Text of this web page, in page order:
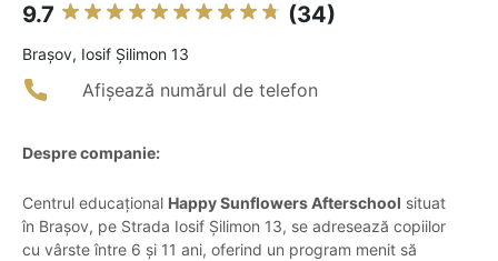
9.7 (34)
Braşov, Iosif Șilimon 13
Afișează numărul de telefon
Despre companie:
Centrul educațional Happy Sunflowers Afterschool situat
în Brașov, pe Strada Iosif Șilimon 13, se adresează copiilor
cu vârste între 6 și 11 ani, oferind un program menit să